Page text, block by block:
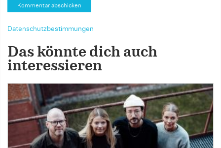
Datenschutzbestimmungen
Das könnte dich auch
interessieren